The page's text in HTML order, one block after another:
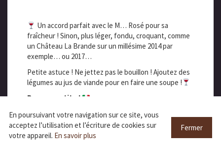
Un accord parfait avec le M… Rosé pour sa
fraîcheur ! Sinon, plus léger, fondu, croquant, comme
un Château La Brande sur un millésime 2014 par
exemple… ou 2017…
Petite astuce ! Ne jettez pas le bouillon ! Ajoutez des
légumes au jus de viande pour en faire une soupe !
Buon appetito !
En poursuivant votre navigation sur ce site, vous
acceptez l’utilisation et l’écriture de cookies sur
votre appareil. En savoir plus
Fermer